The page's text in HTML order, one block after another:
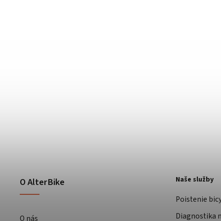
O AlterBike
O nás
Naše služby
Poistenie
Diagnostika